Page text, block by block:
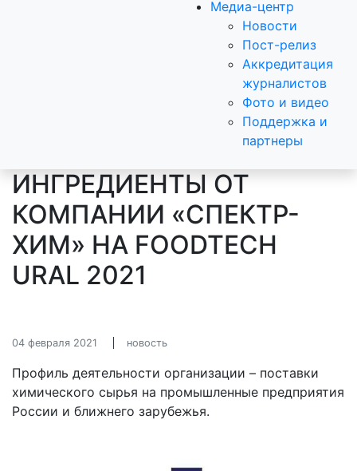
Медиа-центр
Новости
Пост-релиз
Аккредитация
журналистов
Фото и видео
Поддержка и
партнеры
ИНГРЕДИЕНТЫ ОТ
КОМПАНИИ «СПЕКТР-
ХИМ» НА FOODTECH
URAL 2021
04 февраля 2021 новость
Профиль деятельности организации – поставки
химического сырья на промышленные предприятия
России и ближнего зарубежья.